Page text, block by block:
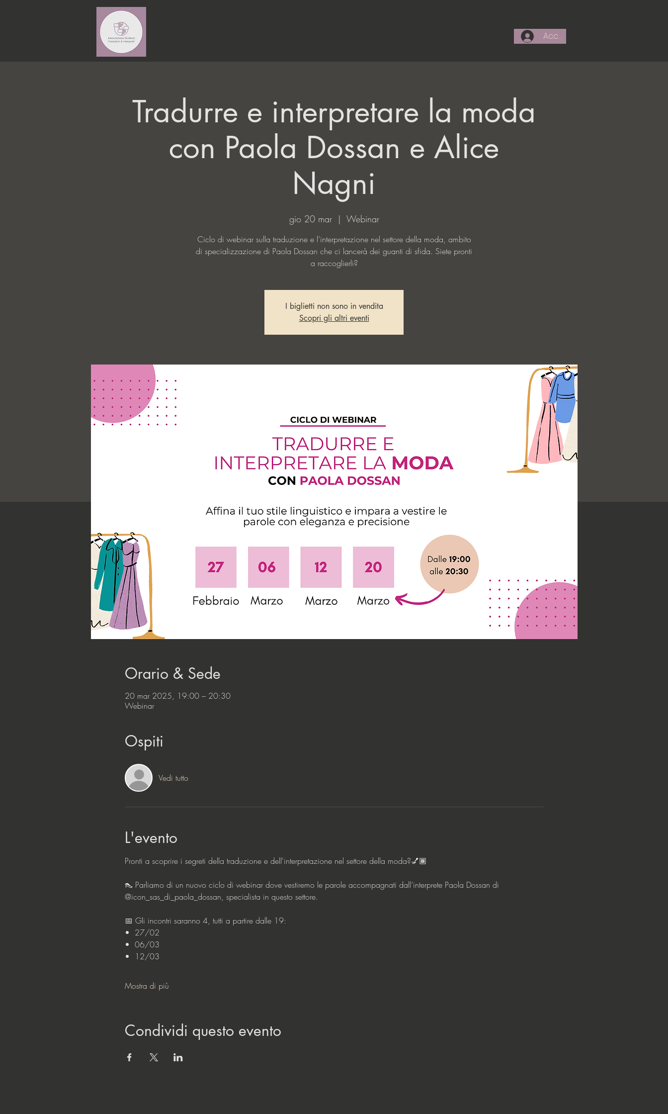
Accedi
Tradurre e interpretare la moda
con Paola Dossan e Alice
Nagni
gio 20 mar
  |
Webinar
Ciclo di webinar sulla traduzione e l’interpretazione nel settore della moda, ambito
di specializzazione di Paola Dossan che ci lancerà dei guanti di sfida. Siete pronti
a raccoglierli?
I biglietti non sono in vendita
Scopri gli altri eventi
Orario & Sede
20 mar 2025, 19:00 – 20:30
Webinar
Ospiti
Vedi tutto
L'evento
Pronti a scoprire i segreti della traduzione e dell'interpretazione nel settore della moda?💅🏾
👠 Parliamo di un nuovo ciclo di webinar dove vestiremo le parole accompagnati dall’interprete Paola Dossan di
@icon_sas_di_paola_dossan, specialista in questo settore.
📅 Gli incontri saranno 4, tutti a partire dalle 19:
•⁠  ⁠27/02
•⁠  ⁠06/03
•⁠  ⁠12/03
Mostra di più
Condividi questo evento